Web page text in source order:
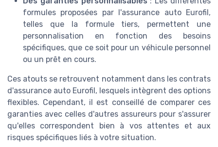
formules proposées par l'assurance auto Eurofil,
telles que la formule tiers, permettent une
personnalisation en fonction des besoins
spécifiques, que ce soit pour un véhicule personnel
ou un prêt en cours.
Ces atouts se retrouvent notamment dans les contrats
d'assurance auto Eurofil, lesquels intègrent des options
flexibles. Cependant, il est conseillé de comparer ces
garanties avec celles d'autres assureurs pour s'assurer
qu'elles correspondent bien à vos attentes et aux
risques spécifiques liés à votre situation.